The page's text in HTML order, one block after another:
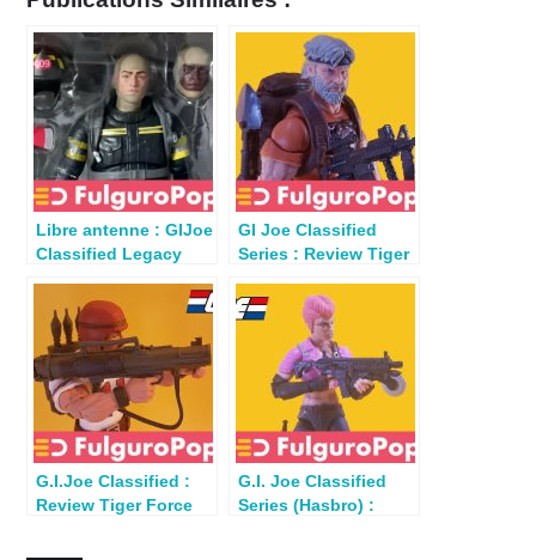
Libre antenne : GIJoe
Classified Legacy
Sebastator
GI Joe Classified
Series : Review Tiger
G.I.Joe Classified :
Review Tiger Force
G.I. Joe Classified
Series (Hasbro) :